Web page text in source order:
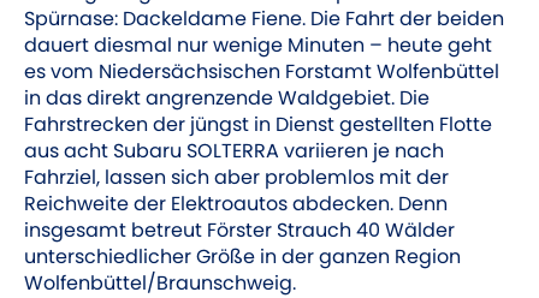
Spürnase: Dackeldame Fiene. Die Fahrt der beiden
dauert diesmal nur wenige Minuten – heute geht
es vom Niedersächsischen Forstamt Wolfenbüttel
in das direkt angrenzende Waldgebiet. Die
Fahrstrecken der jüngst in Dienst gestellten Flotte
aus acht Subaru SOLTERRA variieren je nach
Fahrziel, lassen sich aber problemlos mit der
Reichweite der Elektroautos abdecken. Denn
insgesamt betreut Förster Strauch 40 Wälder
unterschiedlicher Größe in der ganzen Region
Wolfenbüttel/Braunschweig.